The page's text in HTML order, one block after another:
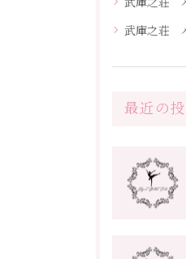
武庫之荘
最近の